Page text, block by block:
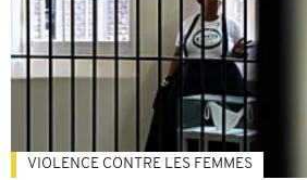
VIOLENCE CONTRE LES FEMMES